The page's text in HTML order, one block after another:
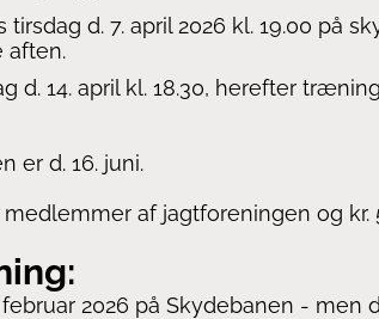
tirsdag d. 7. april 2026 kl. 19.00 på
aften.
d. 14. april kl. 18.30, herefter
er d. 16. juni.
medlemmer af jagtforeningen og
2026 på Skydebanen -